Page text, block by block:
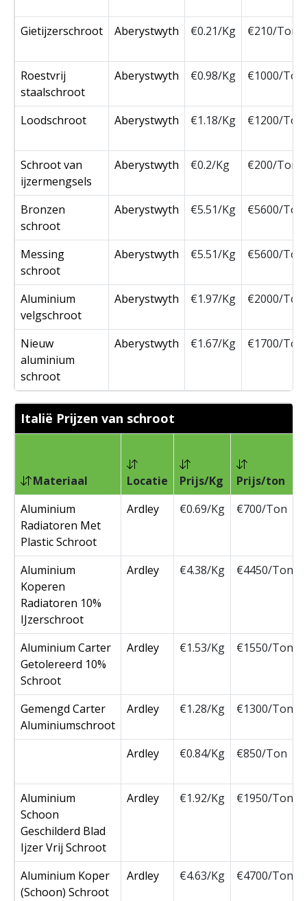
Gietijzerschroot Aberystwyth €0.21/Kg €210/Ton
Roestvrij
staalschroot
Aberystwyth €0.98/Kg €1000/Ton
Loodschroot Aberystwyth €1.18/Kg €1200/Ton
Schroot van
ijzermengsels
Aberystwyth €0.2/Kg €200/Ton
Bronzen
schroot
Aberystwyth €5.51/Kg €5600/Ton
Messing
schroot
Aberystwyth €5.51/Kg €5600/Ton
Aluminium
velgschroot
Aberystwyth €1.97/Kg €2000/Ton
Nieuw
aluminium
schroot
Aberystwyth €1.67/Kg €1700/Ton
Italië Prijzen van schroot
Materiaal Locatie Prijs/Kg Prijs/ton
Aluminium
Radiatoren Met
Plastic Schroot
Ardley €0.69/Kg €700/Ton
Aluminium
Koperen
Radiatoren 10%
IJzerschroot
Ardley €4.38/Kg €4450/Ton
Aluminium Carter
Getolereerd 10%
Schroot
Ardley €1.53/Kg €1550/Ton
Gemengd Carter
Aluminiumschroot
Ardley €1.28/Kg €1300/Ton
Ardley €0.84/Kg €850/Ton
Aluminium
Schoon
Geschilderd Blad
Ijzer Vrij Schroot
Ardley €1.92/Kg €1950/Ton
Aluminium Koper
(Schoon) Schroot
Ardley €4.63/Kg €4700/Ton